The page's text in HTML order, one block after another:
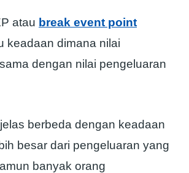
atau break event point
keadaan dimana nilai
dengan nilai pengeluaran
berbeda dengan keadaan
besar dari pengeluaran yang
banyak orang